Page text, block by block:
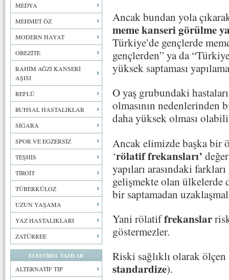
MEDYA
MEHMET ÖZ
MODERN HAYAT
OBEZİTE
RAHİM AĞZI KANSERİ
AŞISI
REFLÜ
RUHSAL HASTALIKLAR
SİGARA
SPOR VE EGZERSİZ
TEŞHİS
TİROİT
TÜBERKÜLOZ
UZUN YAŞAMA
YAZ HASTALIKLARI
ZATÜRREE
ELEŞTİREL YAZILAR
ALTERNATİF TIP
Ancak bundan yola
meme kanseri görülme
Türkiye’de gençlerde
gençlerden” ya da
yüksek saptaması
O yaş grubundaki
olmasının
daha yüksek olması
Ancak elimizde başka bir
‘rölatif frekansları’
yapıları arasındaki
gelişmekte olan ülkelerde
bir saptamadan
Yani rölatiffrekanslar
göstermezler.
Riski sağlıklı olarak ölçen
standardize).